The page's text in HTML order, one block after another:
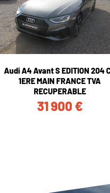
Audi A4 Avant S EDITION 204
1ERE MAIN FRANCE TVA
RECUPERABLE
31 900 €